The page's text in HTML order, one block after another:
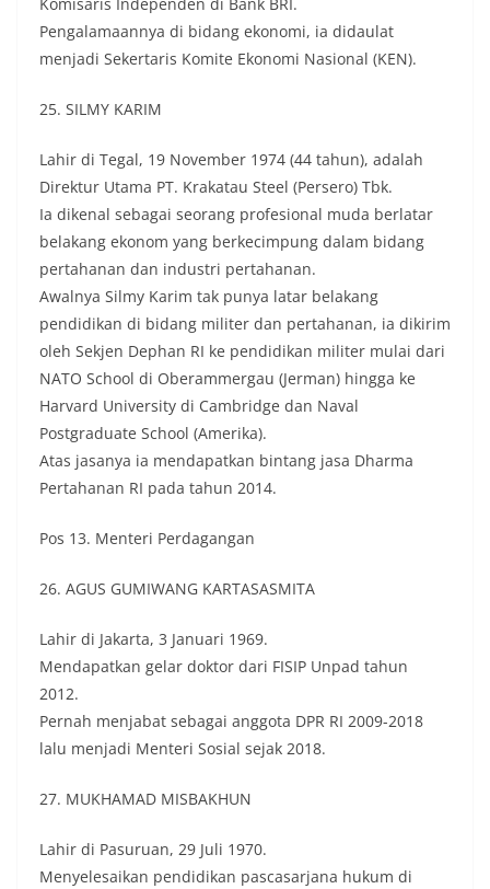
Pengalamaannya di bidang ekonomi, ia didaulat
menjadi Sekertaris Komite Ekonomi Nasional (KEN).
25. SILMY KARIM
Lahir di Tegal, 19 November 1974 (44 tahun), adalah
Direktur Utama PT. Krakatau Steel (Persero) Tbk.
Ia dikenal sebagai seorang profesional muda berlatar
belakang ekonom yang berkecimpung dalam bidang
pertahanan dan industri pertahanan.
Awalnya Silmy Karim tak punya latar belakang
pendidikan di bidang militer dan pertahanan, ia dikirim
oleh Sekjen Dephan RI ke pendidikan militer mulai dari
NATO School di Oberammergau (Jerman) hingga ke
Harvard University di Cambridge dan Naval
Postgraduate School (Amerika).
Atas jasanya ia mendapatkan bintang jasa Dharma
Pertahanan RI pada tahun 2014.
Pos 13. Menteri Perdagangan
26. AGUS GUMIWANG KARTASASMITA
Lahir di Jakarta, 3 Januari 1969.
Mendapatkan gelar doktor dari FISIP Unpad tahun
2012.
Pernah menjabat sebagai anggota DPR RI 2009-2018
lalu menjadi Menteri Sosial sejak 2018.
27. MUKHAMAD MISBAKHUN
Lahir di Pasuruan, 29 Juli 1970.
Menyelesaikan pendidikan pascasarjana hukum di